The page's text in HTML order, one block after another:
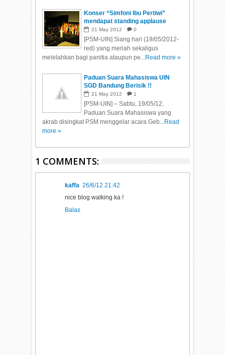
Konser “Simfoni Ibu Pertiwi”
mendapat standing applause
21 May 2012 0
[PSM-UIN] Siang hari (19/05/2012-
red) yang meriah sekaligus
melelahkan bagi panitia ataupun pe...Read more »
Paduan Suara Mahasiswa UIN
SGD Bandung Berisik !!
21 May 2012 1
[PSM-UIN] – Sabtu, 19/05/12,
Paduan Suara Mahasiswa yang
akrab disingkat PSM menggelar acara Geb...Read
more »
1 COMMENTS:
kaffa 26/6/12 21:42
nice blog walking ka !
Balas